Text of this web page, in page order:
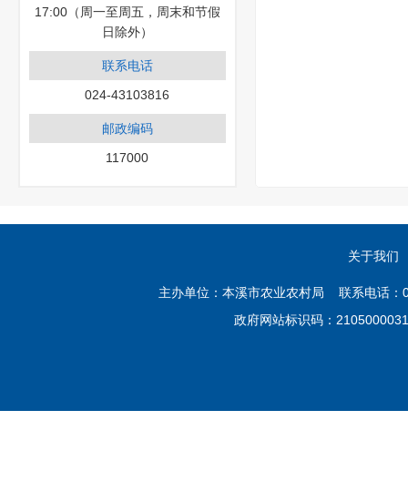
17:00（周一至周五，周末和节假
日除外）
联系电话
024-43103816
邮政编码
117000
关于我们
主办单位：本溪市农业农村局 联系电话
政府网站标识码：